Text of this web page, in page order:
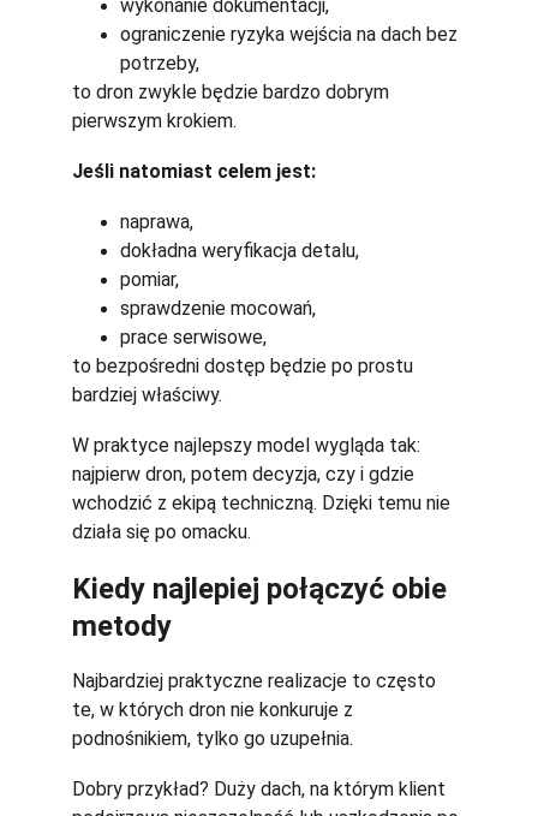
wykonanie dokumentacji,
ograniczenie ryzyka wejścia na dach bez
potrzeby,
to dron zwykle będzie bardzo dobrym
pierwszym krokiem.
Jeśli natomiast celem jest:
naprawa,
dokładna weryfikacja detalu,
pomiar,
sprawdzenie mocowań,
prace serwisowe,
to bezpośredni dostęp będzie po prostu
bardziej właściwy.
W praktyce najlepszy model wygląda tak:
najpierw dron, potem decyzja, czy i gdzie
wchodzić z ekipą techniczną. Dzięki temu nie
działa się po omacku.
Kiedy najlepiej połączyć obie
metody
Najbardziej praktyczne realizacje to często
te, w których dron nie konkuruje z
podnośnikiem, tylko go uzupełnia.
Dobry przykład? Duży dach, na którym klient